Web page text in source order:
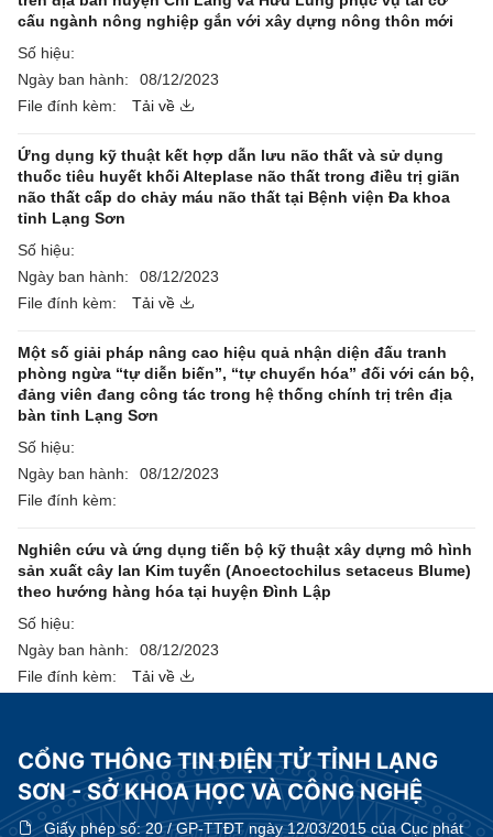
cấu ngành nông nghiệp gắn với xây dựng nông thôn mới
Số hiệu:
Ngày ban hành:
08/12/2023
File đính kèm:
Tải về
Ứng dụng kỹ thuật kết hợp dẫn lưu não thất và sử dụng
thuốc tiêu huyết khối Alteplase não thất trong điều trị giãn
não thất cấp do chảy máu não thất tại Bệnh viện Đa khoa
tỉnh Lạng Sơn
Số hiệu:
Ngày ban hành:
08/12/2023
File đính kèm:
Tải về
Một số giải pháp nâng cao hiệu quả nhận diện đấu tranh
phòng ngừa “tự diễn biến”, “tự chuyển hóa” đối với cán bộ,
đảng viên đang công tác trong hệ thống chính trị trên địa
bàn tỉnh Lạng Sơn
Số hiệu:
Ngày ban hành:
08/12/2023
File đính kèm:
Nghiên cứu và ứng dụng tiến bộ kỹ thuật xây dựng mô hình
sản xuất cây lan Kim tuyến (Anoectochilus setaceus Blume)
theo hướng hàng hóa tại huyện Đình Lập
Số hiệu:
Ngày ban hành:
08/12/2023
File đính kèm:
Tải về
CỔNG THÔNG TIN ĐIỆN TỬ TỈNH LẠNG
SƠN - SỞ KHOA HỌC VÀ CÔNG NGHỆ
Giấy phép số:20 / GP-TTĐT ngày 12/03/2015 của Cục phát